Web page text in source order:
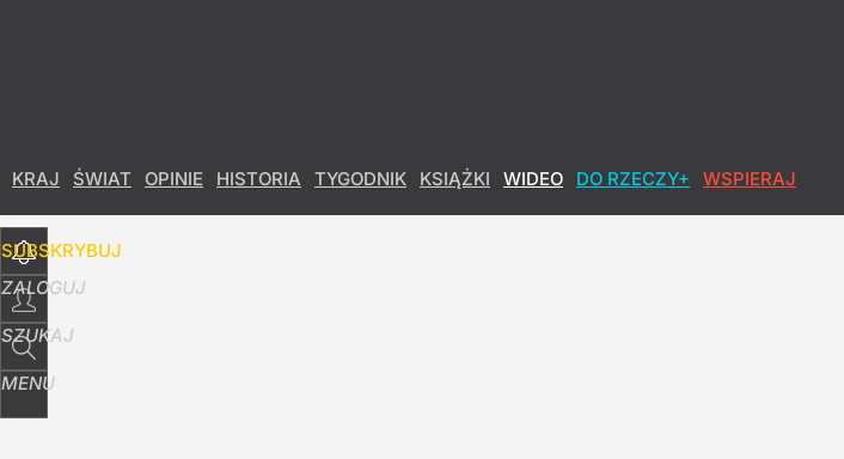
KRAJ ŚWIAT OPINIE HISTORIA TYGODNIK KSIĄŻKI WIDEO DO RZECZY+ WSPIERAJ
SUBSKRYBUJ
ZALOGUJ
SZUKAJ
MENU